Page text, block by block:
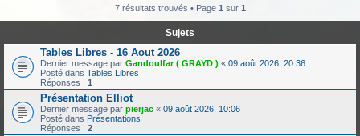
r
7 résultats trouvés • Page 1 sur 1
Sujets
Tables Libres - 16 Aout 2026
Dernier message par Gandoulfar ( GRAYD ) « 09 août 2026, 20:36
Posté dans Tables Libres
Réponses : 1
Présentation Elliot
Dernier message par pierjac « 09 août 2026, 10:06
Posté dans Présentations
Réponses : 2